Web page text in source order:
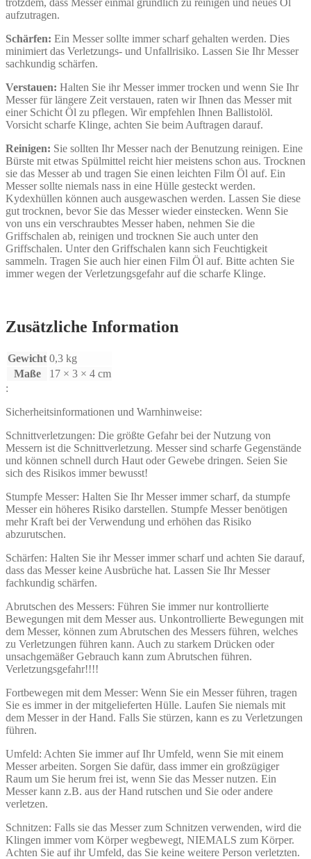
aufzutragen.
Schärfen: Ein Messer sollte immer scharf gehalten werden. Dies
minimiert das Verletzungs- und Unfallrisiko. Lassen Sie Ihr Messer
sachkundig schärfen.
Verstauen: Halten Sie ihr Messer immer trocken und wenn Sie Ihr
Messer für längere Zeit verstauen, raten wir Ihnen das Messer mit
einer Schicht Öl zu pflegen. Wir empfehlen Ihnen Ballistolöl.
Vorsicht scharfe Klinge, achten Sie beim Auftragen darauf.
Reinigen: Sie sollten Ihr Messer nach der Benutzung reinigen. Eine
Bürste mit etwas Spülmittel reicht hier meistens schon aus. Trocknen
sie das Messer ab und tragen Sie einen leichten Film Öl auf. Ein
Messer sollte niemals nass in eine Hülle gesteckt werden.
Kydexhüllen können auch ausgewaschen werden. Lassen Sie diese
gut trocknen, bevor Sie das Messer wieder einstecken. Wenn Sie
von uns ein verschraubtes Messer haben, nehmen Sie die
Griffschalen ab, reinigen und trocknen Sie auch unter den
Griffschalen. Unter den Griffschalen kann sich Feuchtigkeit
sammeln. Tragen Sie auch hier einen Film Öl auf. Bitte achten Sie
immer wegen der Verletzungsgefahr auf die scharfe Klinge.
Zusätzliche Information
Gewicht 0,3 kg
Maße
17 × 3 × 4 cm
:
Sicherheitsinformationen und Warnhinweise:
Schnittverletzungen: Die größte Gefahr bei der Nutzung von
Messern ist die Schnittverletzung. Messer sind scharfe Gegenstände
und können schnell durch Haut oder Gewebe dringen. Seien Sie
sich des Risikos immer bewusst!
Stumpfe Messer: Halten Sie Ihr Messer immer scharf, da stumpfe
Messer ein höheres Risiko darstellen. Stumpfe Messer benötigen
mehr Kraft bei der Verwendung und erhöhen das Risiko
abzurutschen.
Schärfen: Halten Sie ihr Messer immer scharf und achten Sie darauf,
dass das Messer keine Ausbrüche hat. Lassen Sie Ihr Messer
fachkundig schärfen.
Abrutschen des Messers: Führen Sie immer nur kontrollierte
Bewegungen mit dem Messer aus. Unkontrollierte Bewegungen mit
dem Messer, können zum Abrutschen des Messers führen, welches
zu Verletzungen führen kann. Auch zu starkem Drücken oder
unsachgemäßer Gebrauch kann zum Abrutschen führen.
Verletzungsgefahr!!!!
Fortbewegen mit dem Messer: Wenn Sie ein Messer führen, tragen
Sie es immer in der mitgelieferten Hülle. Laufen Sie niemals mit
dem Messer in der Hand. Falls Sie stürzen, kann es zu Verletzungen
führen.
Umfeld: Achten Sie immer auf Ihr Umfeld, wenn Sie mit einem
Messer arbeiten. Sorgen Sie dafür, dass immer ein großzügiger
Raum um Sie herum frei ist, wenn Sie das Messer nutzen. Ein
Messer kann z.B. aus der Hand rutschen und Sie oder andere
verletzen.
Schnitzen: Falls sie das Messer zum Schnitzen verwenden, wird die
Klingen immer vom Körper wegbewegt, NIEMALS zum Körper.
Achten Sie auf ihr Umfeld, das Sie keine weitere Person verletzten.